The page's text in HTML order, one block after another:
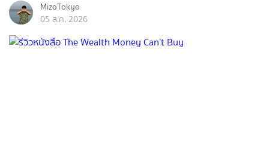
MizoTokyo
05 ส.ค. 2026